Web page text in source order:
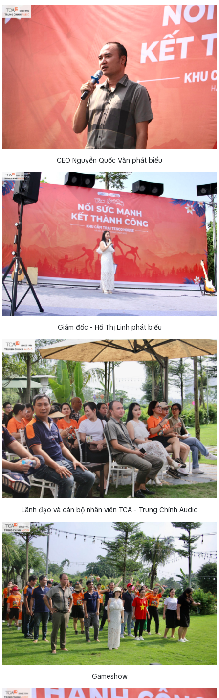
CEO Nguyễn Quốc Văn phát biểu
Giám đốc - Hồ Thị Linh phát biểu
Lãnh đạo và cán bộ nhân viên TCA - Trung Chính Audio
Gameshow